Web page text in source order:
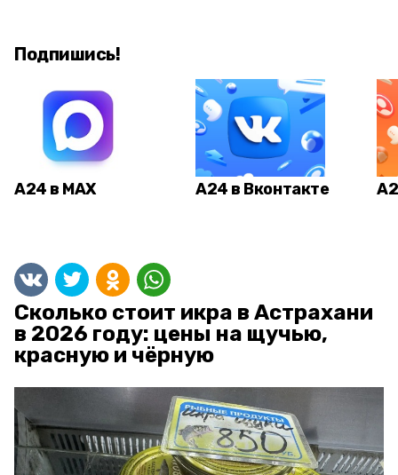
Подпишись!
А24 в MAX А24 в Вконтакте
Сколько стоит икра в Астрахани
в 2026 году: цены на щучью,
красную и чёрную